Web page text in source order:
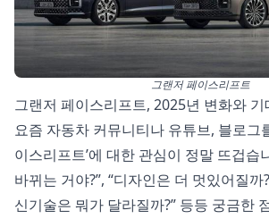
그랜저 페이스리프트
그랜저 페이스리프트, 2025년 변화와
요즘 자동차 커뮤니티나 유튜브, 블로그
이스리프트’에 대한 관심이 정말 뜨겁습
바뀌는 거야?”, “디자인은 더 멋있어질까
신기술은 뭐가 달라질까?” 등등 궁금한